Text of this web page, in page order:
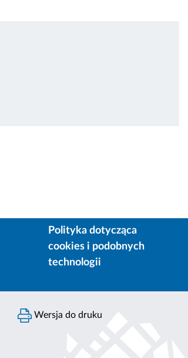
Polityka dotycząca
cookies i podobnych
technologii
Wersja do druku